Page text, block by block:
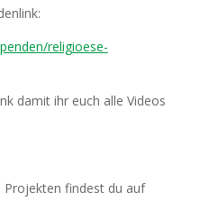
religioese-
damit ihr euch alle Videos
findest du auf